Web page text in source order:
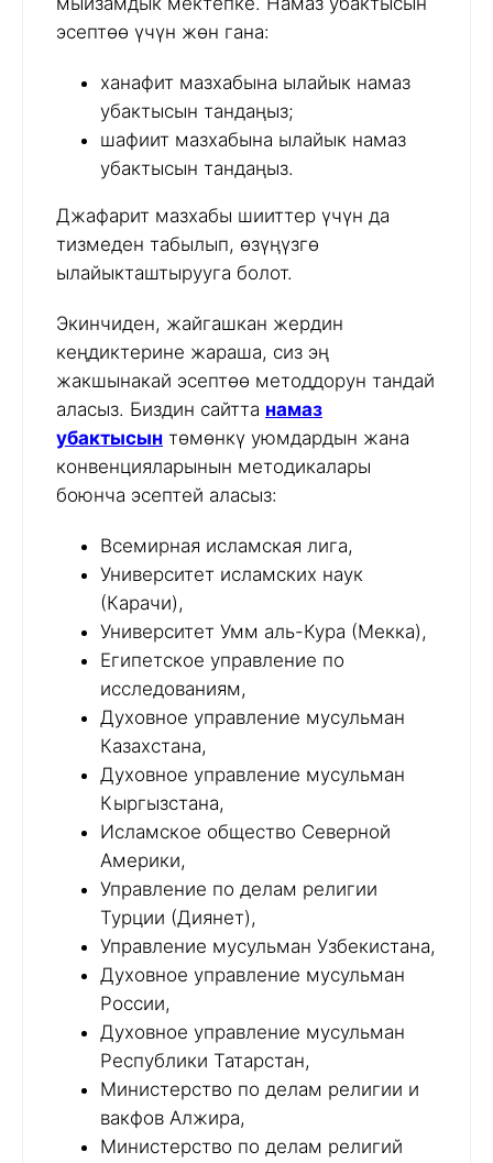
эсептөө үчүн жөн гана:
ханафит мазхабына ылайык намаз
убактысын тандаңыз;
шафиит мазхабына ылайык намаз
убактысын тандаңыз.
Джафарит мазхабы шииттер үчүн да
тизмеден табылып, өзүңүзгө
ылайыкташтырууга болот.
Экинчиден, жайгашкан жердин
кеңдиктерине жараша, сиз эң
жакшынакай эсептөө методдорун тандай
аласыз. Биздин сайтта намаз
убактысын төмөнкү уюмдардын жана
конвенцияларынын методикалары
боюнча эсептей аласыз:
Всемирная исламская лига,
Университет исламских наук
(Карачи),
Университет Умм аль-Кура (Мекка),
Египетское управление по
исследованиям,
Духовное управление мусульман
Казахстана,
Духовное управление мусульман
Кыргызстана,
Исламское общество Северной
Америки,
Управление по делам религии
Турции (Диянет),
Управление мусульман Узбекистана,
Духовное управление мусульман
России,
Духовное управление мусульман
Республики Татарстан,
Министерство по делам религии и
вакфов Алжира,
Министерство по делам религий